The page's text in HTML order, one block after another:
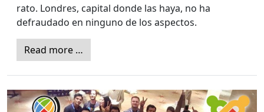
rato. Londres, capital donde las haya, no ha
defraudado en ninguno de los aspectos.
Read more …